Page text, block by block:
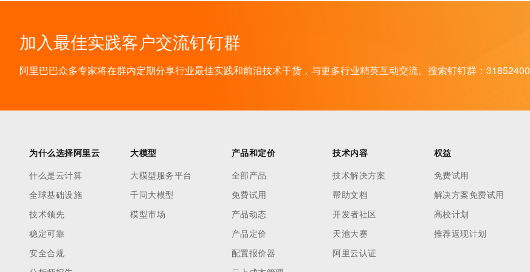
加入最佳实践客户交流钉钉群
阿里巴巴众多专家将在群内定期分享行业最佳实践和前沿技术干货，与更多行业精英互动交流。搜索钉钉群：31852400